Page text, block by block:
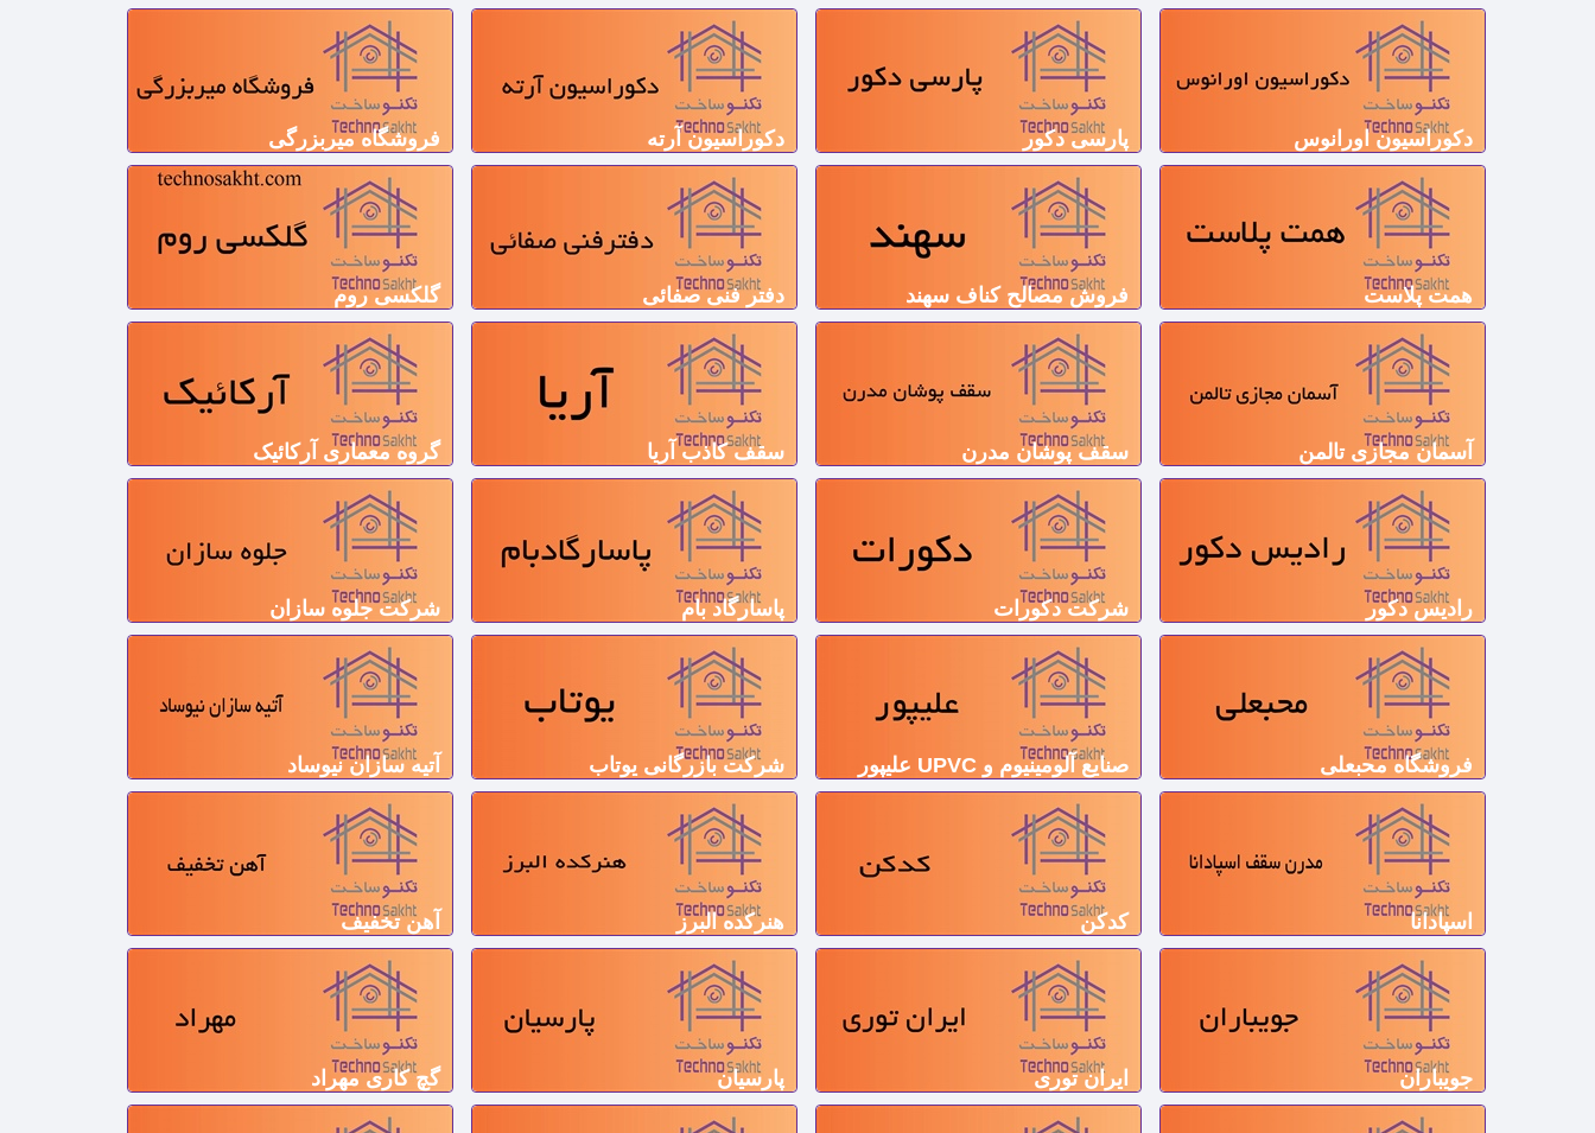
دکوراسیون اورانوس پارسی دکور دکوراسیون آرته فروشگاه میربزرگی
همت پلاست فروش مصالح کناف سهند دفتر فنی صفائی گلکسی روم
آسمان مجازی تالمن سقف پوشان مدرن سقف کاذب آریا گروه معماری آرکائیک
رادیس دکور شرکت دکورات پاسارگاد بام شرکت جلوه سازان
فروشگاه محبعلی صنایع آلومینیوم و UPVC علیپور شرکت بازرگانی یوتاب آتیه سازان نیوساد
اسپادانا کدکن هنركده البرز آهن تخفیف
جویباران ایران توری پارسیان گچ کاری مهراد